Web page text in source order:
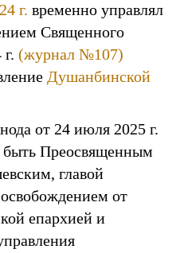
г. временно управлял
Священного
(журнал №107)
Душанбинской
от 24 июля 2025 г.
быть Преосвященным
главой
от
епархией и